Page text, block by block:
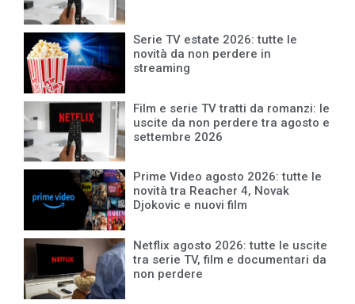
Serie TV estate 2026: tutte le
novità da non perdere in
streaming
Film e serie TV tratti da romanzi: le
uscite da non perdere tra agosto e
settembre 2026
Prime Video agosto 2026: tutte le
novità tra Reacher 4, Novak
Djokovic e nuovi film
Netflix agosto 2026: tutte le uscite
tra serie TV, film e documentari da
non perdere